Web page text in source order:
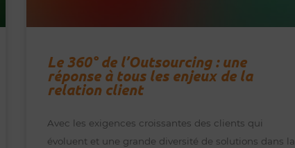
Le 360° de l’Outsourcing : une
réponse à tous les enjeux de la
relation client
Avec les exigences croissantes des clients qui
évoluent et une grande diversité de solutions dans la